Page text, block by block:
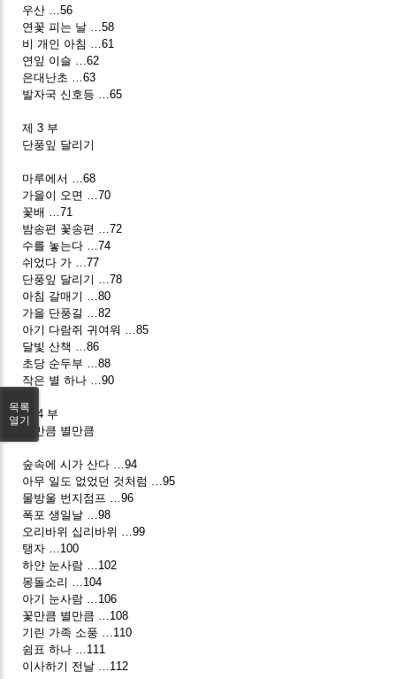
우산 …56
연꽃 피는 날 …58
비 개인 아침 …61
연잎 이슬 …62
은대난초 …63
발자국 신호등 …65
제 3 부
단풍잎 달리기
마루에서 …68
가을이 오면 …70
꽃배 …71
밤송편 꽃송편 …72
수를 놓는다 …74
쉬었다 가 …77
단풍잎 달리기 …78
아침 갈매기 …80
가을 단풍길 …82
아기 다람쥐 귀여워 …85
달빛 산책 …86
초당 순두부 …88
작은 별 하나 …90
제 4 부
꽃만큼 별만큼
숲속에 시가 산다 …94
아무 일도 없었던 것처럼 …95
물방울 번지점프 …96
폭포 생일날 …98
오리바위 십리바위 …99
탱자 …100
하얀 눈사람 …102
몽돌소리 …104
아기 눈사람 …106
꽃만큼 별만큼 …108
기린 가족 소풍 …110
쉼표 하나 …111
이사하기 전날 …112
목록
열기